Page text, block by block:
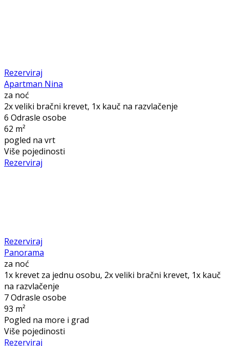
Rezerviraj
Apartman Nina
za noć
2x veliki bračni krevet, 1x kauč na razvlačenje
6 Odrasle osobe
62 m²
pogled na vrt
Više pojedinosti
Rezerviraj
Rezerviraj
Panorama
za noć
1x krevet za jednu osobu, 2x veliki bračni krevet, 1x kauč
na razvlačenje
7 Odrasle osobe
93 m²
Pogled na more i grad
Više pojedinosti
Rezerviraj